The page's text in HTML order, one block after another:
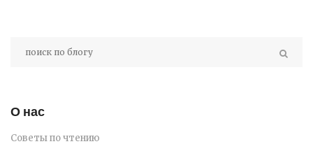
О нас
Советы по чтению